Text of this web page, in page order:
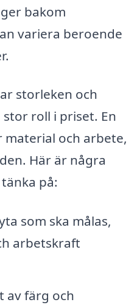
bakom
variera beroende
storleken och
roll i priset. En
och arbete,
Här är några
på:
som ska målas,
arbetskraft
av färg och